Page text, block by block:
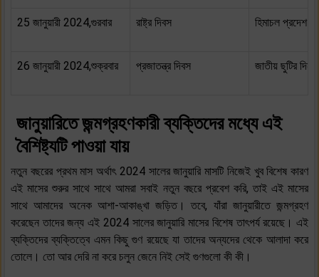
25 জানুয়ারী 2024,গুরবার রাষ্ট্র দিবস হিমাচল প্রদেশ
26 জানুয়ারী 2024,শুক্রবার প্রজাতন্ত্র দিবস জাতীয় ছুটির দিন
জানুয়ারিতে জন্মগ্রহণকারী ব্যক্তিদের মধ্যে এই
বৈশিষ্ট্যটি পাওয়া যায়
নতুন বছরের প্রথম মাস অর্থাৎ 2024 সালের জানুয়ারি মাসটি নিজেই খুব বিশেষ কারণ
এই মাসের শুরুর সাথে সাথে আমরা সবাই নতুন বছরে প্রবেশ করি, তাই এই মাসের
সাথে আমাদের অনেক আশা-আকাঙ্খা জড়িত। তবে, যাঁরা জানুয়ারীতে জন্মগ্রহণ
করেছেন তাদের জন্য এই 2024 সালের জানুয়ারি মাসের বিশেষ তাৎপর্য রয়েছে। এই
ব্যক্তিদের ব্যক্তিত্বে এমন কিছু গুণ রয়েছে যা তাদের অন্যদের থেকে আলাদা করে
তোলে। তো আর দেরি না করে চলুন জেনে নিই সেই গুণগুলো কী কী।